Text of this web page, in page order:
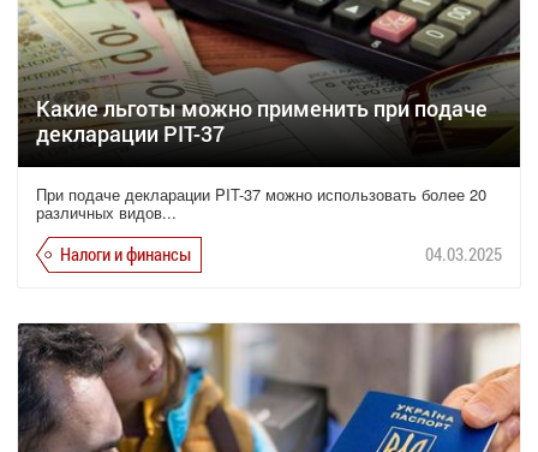
Какие льготы можно применить при подаче
декларации PIT-37
При подаче декларации PIT-37 можно использовать более 20
различных видов...
Налоги и финансы 04.03.2025